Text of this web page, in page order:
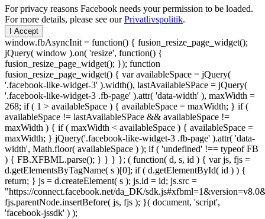
For privacy reasons Facebook needs your permission to be loaded.
For more details, please see ourPrivatlivspolitik.
I Accept
window.fbAsyncInit = function() { fusion_resize_page_widget();
jQuery( window ).on( 'resize', function() {
fusion_resize_page_widget(); }); function
fusion_resize_page_widget() { var availableSpace = jQuery(
'.facebook-like-widget-3' ).width(), lastAvailableSPace = jQuery(
'.facebook-like-widget-3 .fb-page' ).attr( 'data-width' ), maxWidth =
268; if ( 1 > availableSpace ) { availableSpace = maxWidth; } if (
availableSpace != lastAvailableSPace && availableSpace !=
maxWidth ) { if ( maxWidth < availableSpace ) { availableSpace =
maxWidth; } jQuery('.facebook-like-widget-3 .fb-page' ).attr( 'data-
width', Math.floor( availableSpace ) ); if ( 'undefined' !== typeof FB
) { FB.XFBML.parse(); } } } }; ( function( d, s, id ) { var js, fjs =
d.getElementsByTagName( s )[0]; if ( d.getElementById( id ) ) {
return; } js = d.createElement( s ); js.id = id; js.src =
"https://connect.facebook.net/da_DK/
fjs.parentNode.insertBefore( js, fjs ); }( document, 'script',
'facebook-jssdk' ) );